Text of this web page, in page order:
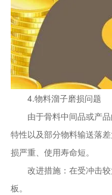
4.物料溜子磨损问题
由于骨料中间品或产品
特性以及部分物料输送落
损严重、使用寿命短。
改进措施：在受冲击较
板。